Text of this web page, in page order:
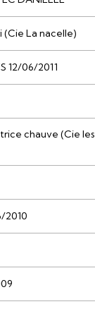
(Cie La nacelle)
12/06/2011
chauve (Cie les
2010